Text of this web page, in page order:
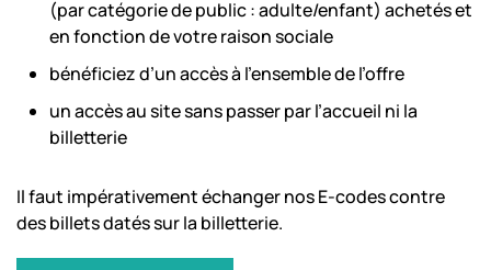
(par catégorie de public : adulte/enfant) achetés et
en fonction de votre raison sociale
bénéficiez d’un accès à l’ensemble de l’offre
un accès au site sans passer par l’accueil ni la
billetterie
Il faut impérativement échanger nos E-codes contre
des billets datés sur la billetterie.